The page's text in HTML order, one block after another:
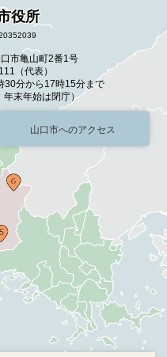
役所
市亀山町2番1号
（代表）
30分から17時15分まで
年末年始は閉庁）
山口市へのアクセス